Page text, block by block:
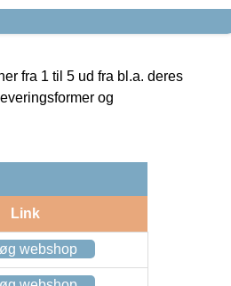
fra 1 til 5 ud fra bl.a. deres
og
Link
webshop